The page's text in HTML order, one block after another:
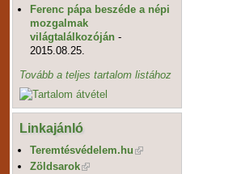
Ferenc pápa beszéde a népi
mozgalmak
világtalálkozóján -
2015.08.25.
Tovább a teljes tartalom listához
Linkajánló
Teremtésvédelem.hu
Zöldsarok